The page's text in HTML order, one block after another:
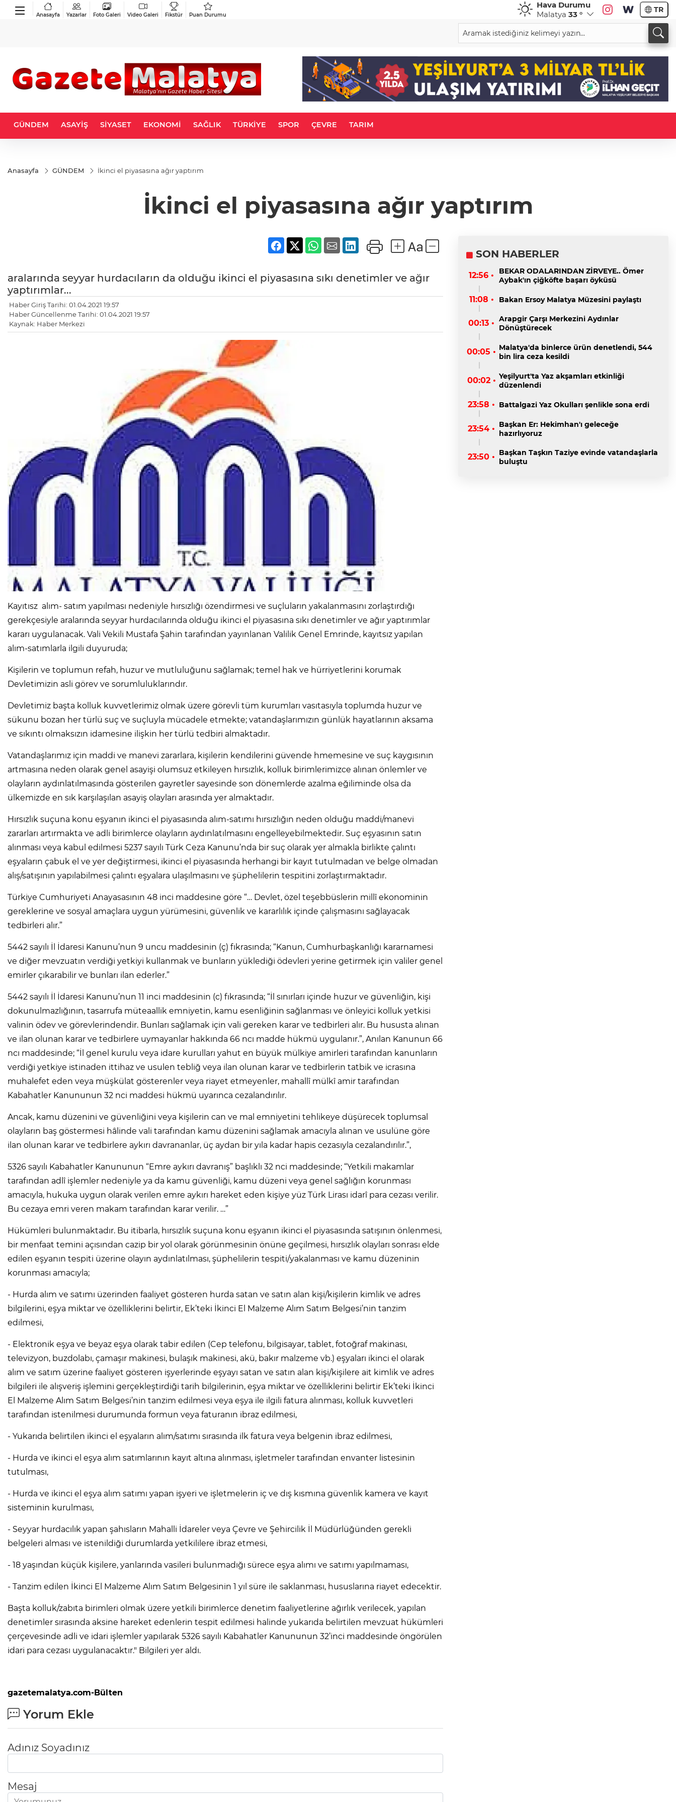
Anasayfa Yazarlar Foto Galeri Video Galeri Fikstür Puan Durumu
Hava Durumu
Malatya 33 ° TR
GÜNDEM ASAYİŞ SİYASET EKONOMİ SAĞLIK TÜRKİYE SPOR ÇEVRE TARIM
Anasayfa GÜNDEM İkinci el piyasasına ağır yaptırım
İkinci el piyasasına ağır yaptırım
aralarında seyyar hurdacıların da olduğu ikinci el piyasasına sıkı denetimler ve ağır
yaptırımlar...
Haber Giriş Tarihi: 01.04.2021 19:57
Haber Güncellenme Tarihi: 01.04.2021 19:57
Kaynak: Haber Merkezi
Kayıtısz alım- satım yapılması nedeniyle hırsızlığı özendirmesi ve suçluların yakalanmasını zorlaştırdığı
gerekçesiyle aralarında seyyar hurdacılarında olduğu ikinci el piyasasına sıkı denetimler ve ağır yaptırımlar
kararı uygulanacak. Vali Vekili Mustafa Şahin tarafından yayınlanan Valilik Genel Emrinde, kayıtsız yapılan
alım-satımlarla ilgili duyuruda;
Kişilerin ve toplumun refah, huzur ve mutluluğunu sağlamak; temel hak ve hürriyetlerini korumak
Devletimizin asli görev ve sorumluluklarındır.
Devletimiz başta kolluk kuvvetlerimiz olmak üzere görevli tüm kurumları vasıtasıyla toplumda huzur ve
sükunu bozan her türlü suç ve suçluyla mücadele etmekte; vatandaşlarımızın günlük hayatlarının aksama
ve sıkıntı olmaksızın idamesine ilişkin her türlü tedbiri almaktadır.
Vatandaşlarımız için maddi ve manevi zararlara, kişilerin kendilerini güvende hmemesine ve suç kaygısının
artmasına neden olarak genel asayişi olumsuz etkileyen hırsızlık, kolluk birimlerimizce alınan önlemler ve
olayların aydınlatılmasında gösterilen gayretler sayesinde son dönemlerde azalma eğiliminde olsa da
ülkemizde en sık karşılaşılan asayiş olayları arasında yer almaktadır.
Hırsızlık suçuna konu eşyanın ikinci el piyasasında alım-satımı hırsızlığın neden olduğu maddi/manevi
zararları artırmakta ve adli birimlerce olayların aydınlatılmasını engelleyebilmektedir. Suç eşyasının satın
alınması veya kabul edilmesi 5237 sayılı Türk Ceza Kanunu’nda bir suç olarak yer almakla birlikte çalıntı
eşyaların çabuk el ve yer değiştirmesi, ikinci el piyasasında herhangi bir kayıt tutulmadan ve belge olmadan
alış/satışının yapılabilmesi çalıntı eşyalara ulaşılmasını ve şüphelilerin tespitini zorlaştırmaktadır.
Türkiye Cumhuriyeti Anayasasının 48 inci maddesine göre “… Devlet, özel teşebbüslerin millî ekonominin
gereklerine ve sosyal amaçlara uygun yürümesini, güvenlik ve kararlılık içinde çalışmasını sağlayacak
tedbirleri alır.”
5442 sayılı İl İdaresi Kanunu’nun 9 uncu maddesinin (ç) fıkrasında; “Kanun, Cumhurbaşkanlığı kararnamesi
ve diğer mevzuatın verdiği yetkiyi kullanmak ve bunların yüklediği ödevleri yerine getirmek için valiler genel
emirler çıkarabilir ve bunları ilan ederler.”
5442 sayılı İl İdaresi Kanunu’nun 11 inci maddesinin (c) fıkrasında; “İl sınırları içinde huzur ve güvenliğin, kişi
dokunulmazlığının, tasarrufa müteaallik emniyetin, kamu esenliğinin sağlanması ve önleyici kolluk yetkisi
valinin ödev ve görevlerindendir. Bunları sağlamak için vali gereken karar ve tedbirleri alır. Bu hususta alınan
ve ilan olunan karar ve tedbirlere uymayanlar hakkında 66 ncı madde hükmü uygulanır.”, Anılan Kanunun 66
ncı maddesinde; “İl genel kurulu veya idare kurulları yahut en büyük mülkiye amirleri tarafından kanunların
verdiği yetkiye istinaden ittihaz ve usulen tebliğ veya ilan olunan karar ve tedbirlerin tatbik ve icrasına
muhalefet eden veya müşkülat gösterenler veya riayet etmeyenler, mahallî mülkî amir tarafından
Kabahatler Kanununun 32 nci maddesi hükmü uyarınca cezalandırılır.
Ancak, kamu düzenini ve güvenliğini veya kişilerin can ve mal emniyetini tehlikeye düşürecek toplumsal
olayların baş göstermesi hâlinde vali tarafından kamu düzenini sağlamak amacıyla alınan ve usulüne göre
ilan olunan karar ve tedbirlere aykırı davrananlar, üç aydan bir yıla kadar hapis cezasıyla cezalandırılır.”,
5326 sayılı Kabahatler Kanununun “Emre aykırı davranış” başlıklı 32 nci maddesinde; “Yetkili makamlar
tarafından adlî işlemler nedeniyle ya da kamu güvenliği, kamu düzeni veya genel sağlığın korunması
amacıyla, hukuka uygun olarak verilen emre aykırı hareket eden kişiye yüz Türk Lirası idarî para cezası verilir.
Bu cezaya emri veren makam tarafından karar verilir. …”
Hükümleri bulunmaktadır. Bu itibarla, hırsızlık suçuna konu eşyanın ikinci el piyasasında satışının önlenmesi,
bir menfaat temini açısından cazip bir yol olarak görünmesinin önüne geçilmesi, hırsızlık olayları sonrası elde
edilen eşyanın tespiti üzerine olayın aydınlatılması, şüphelilerin tespiti/yakalanması ve kamu düzeninin
korunması amacıyla;
- Hurda alım ve satımı üzerinden faaliyet gösteren hurda satan ve satın alan kişi/kişilerin kimlik ve adres
bilgilerini, eşya miktar ve özelliklerini belirtir, Ek’teki İkinci El Malzeme Alım Satım Belgesi’nin tanzim
edilmesi,
- Elektronik eşya ve beyaz eşya olarak tabir edilen (Cep telefonu, bilgisayar, tablet, fotoğraf makinası,
televizyon, buzdolabı, çamaşır makinesi, bulaşık makinesi, akü, bakır malzeme vb.) eşyaları ikinci el olarak
alım ve satım üzerine faaliyet gösteren işyerlerinde eşyayı satan ve satın alan kişi/kişilere ait kimlik ve adres
bilgileri ile alışveriş işlemini gerçekleştirdiği tarih bilgilerinin, eşya miktar ve özelliklerini belirtir Ek’teki İkinci
El Malzeme Alım Satım Belgesi’nin tanzim edilmesi veya eşya ile ilgili fatura alınması, kolluk kuvvetleri
tarafından istenilmesi durumunda formun veya faturanın ibraz edilmesi,
- Yukarıda belirtilen ikinci el eşyaların alım/satımı sırasında ilk fatura veya belgenin ibraz edilmesi,
- Hurda ve ikinci el eşya alım satımlarının kayıt altına alınması, işletmeler tarafından envanter listesinin
tutulması,
- Hurda ve ikinci el eşya alım satımı yapan işyeri ve işletmelerin iç ve dış kısmına güvenlik kamera ve kayıt
sisteminin kurulması,
- Seyyar hurdacılık yapan şahısların Mahalli İdareler veya Çevre ve Şehircilik İl Müdürlüğünden gerekli
belgeleri alması ve istenildiği durumlarda yetkililere ibraz etmesi,
- 18 yaşından küçük kişilere, yanlarında vasileri bulunmadığı sürece eşya alımı ve satımı yapılmaması,
- Tanzim edilen İkinci El Malzeme Alım Satım Belgesinin 1 yıl süre ile saklanması, hususlarına riayet edecektir.
Başta kolluk/zabıta birimleri olmak üzere yetkili birimlerce denetim faaliyetlerine ağırlık verilecek, yapılan
denetimler sırasında aksine hareket edenlerin tespit edilmesi halinde yukarıda belirtilen mevzuat hükümleri
çerçevesinde adli ve idari işlemler yapılarak 5326 sayılı Kabahatler Kanununun 32’inci maddesinde öngörülen
idari para cezası uygulanacaktır." Bilgileri yer aldı.
gazetemalatya.com-Bülten
Yorum Ekle
Adınız Soyadınız
Mesaj
SON HABERLER
12:56 •
BEKAR ODALARINDAN ZİRVEYE.. Ömer
Aybak'ın çiğköfte başarı öyküsü
11:08 • Bakan Ersoy Malatya Müzesini paylaştı
00:13 • Arapgir Çarşı Merkezini Aydınlar
Dönüştürecek
00:05 • Malatya'da binlerce ürün denetlendi, 544
bin lira ceza kesildi
00:02 • Yeşilyurt'ta Yaz akşamları etkinliği
düzenlendi
23:58 • Battalgazi Yaz Okulları şenlikle sona erdi
23:54 • Başkan Er: Hekimhan'ı geleceğe
hazırlıyoruz
23:50 • Başkan Taşkın Taziye evinde vatandaşlarla
buluştu